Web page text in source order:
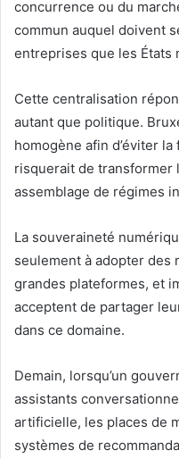
concurrence ou du
commun auquel doivent
entreprises que les États
Cette centralisation
autant que politique.
homogène afin d’éviter
risquerait de transformer
assemblage de régimes
La souveraineté
seulement à adopter des
grandes plateformes, et
acceptent de partager
dans ce domaine.
Demain, lorsqu’un
assistants
artificielle, les places de
systèmes de